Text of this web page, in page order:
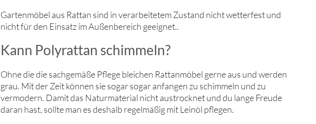
Gartenmöbel aus Rattan sind in verarbeitetem Zustand nicht wetterfest und
nicht für den Einsatz im Außenbereich geeignet..
Kann Polyrattan schimmeln?
Ohne die die sachgemäße Pflege bleichen Rattanmöbel gerne aus und werden
grau. Mit der Zeit können sie sogar sogar anfangen zu schimmeln und zu
vermodern. Damit das Naturmaterial nicht austrocknet und du lange Freude
daran hast, sollte man es deshalb regelmäßig mit Leinöl pflegen.